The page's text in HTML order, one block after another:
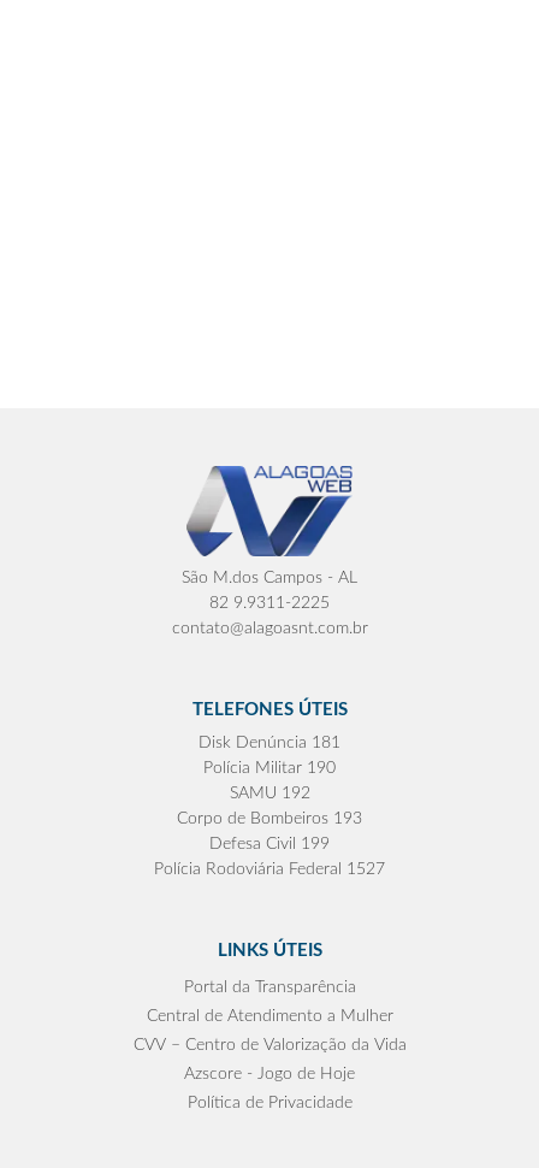
São M.dos Campos - AL
82 9.9311-2225
contato@alagoasnt.com.br
TELEFONES ÚTEIS
Disk Denúncia 181
Polícia Militar 190
SAMU 192
Corpo de Bombeiros 193
Defesa Civil 199
Polícia Rodoviária Federal 1527
LINKS ÚTEIS
Portal da Transparência
Central de Atendimento a Mulher
CVV – Centro de Valorização da Vida
Azscore - Jogo de Hoje
Política de Privacidade